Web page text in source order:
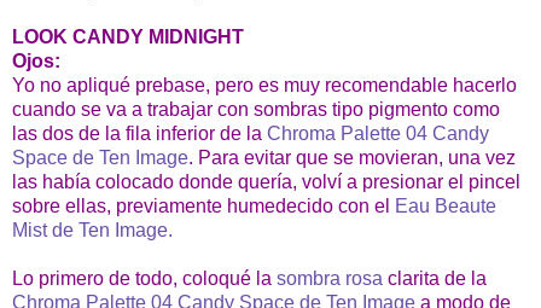
LOOK CANDY MIDNIGHT
Ojos:
Yo no apliqué prebase, pero es muy recomendable hacerlo
cuando se va a trabajar con sombras tipo pigmento como
las dos de la fila inferior de la Chroma Palette 04 Candy
Space de Ten Image. Para evitar que se movieran, una vez
las había colocado donde quería, volví a presionar el pincel
sobre ellas, previamente humedecido con el Eau Beaute
Mist de Ten Image.
Lo primero de todo, coloqué la sombra rosa clarita de la
Chroma Palette 04 Candy Space de Ten Image a modo de